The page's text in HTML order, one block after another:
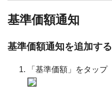
基準価額通知
基準価額通知を追加する
「基準価額」をタップ